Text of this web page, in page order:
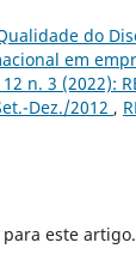
do
em
n. 3 (2022):
Dez./2012 ,
para este artigo.